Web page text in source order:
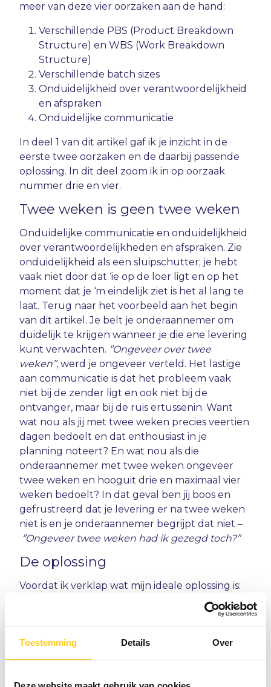
Toestemming Details Over
meer van deze vier oorzaken aan de hand:
Verschillende PBS (Product Breakdown
Structure) en WBS (Work Breakdown
Structure)
Verschillende batch sizes
Onduidelijkheid over verantwoordelijkheid
en afspraken
Onduidelijke communicatie
In deel 1 van dit artikel gaf ik je inzicht in de
eerste twee oorzaken en de daarbij passende
oplossing. In dit deel zoom ik in op oorzaak
nummer drie en vier.
Twee weken is geen twee weken
Onduidelijke communicatie en onduidelijkheid
over verantwoordelijkheden en afspraken. Zie
onduidelijkheid als een sluipschutter; je hebt
vaak niet door dat ‘ie op de loer ligt en op het
moment dat je ‘m eindelijk ziet is het al lang te
laat. Terug naar het voorbeeld aan het begin
van dit artikel. Je belt je onderaannemer om
duidelijk te krijgen wanneer je die ene levering
kunt verwachten. ‘’Ongeveer over twee
weken’’, werd je ongeveer verteld. Het lastige
aan communicatie is dat het probleem vaak
niet bij de zender ligt en ook niet bij de
ontvanger, maar bij de ruis ertussenin. Want
wat nou als jij met twee weken precies veertien
dagen bedoelt en dat enthousiast in je
planning noteert? En wat nou als die
onderaannemer met twee weken ongeveer
twee weken en hooguit drie en maximaal vier
weken bedoelt? In dat geval ben jij boos en
gefrustreerd dat je levering er na twee weken
niet is en je onderaannemer begrijpt dat niet –
‘’Ongeveer twee weken had ik gezegd toch?’’
De oplossing
Voordat ik verklap wat mijn ideale oplossing is:
het is belangrijk dat de oplossing waarmee je
werkt zowel kwalitatief hoogstaand als breed
geaccepteerd is. Zonder kwalitatieve oplossing
nog steeds een probleem, maar ook: een
oplossing kan nog zo briljant zijn, maar als